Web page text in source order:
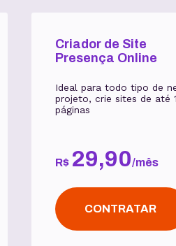
Criador de Site
Presença Online
Ideal para todo tipo de
projeto, crie sites de até
páginas
R$ 29,90/mês
CONTRATAR